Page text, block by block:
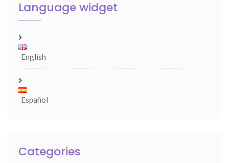
Language widget
English
Español
Categories